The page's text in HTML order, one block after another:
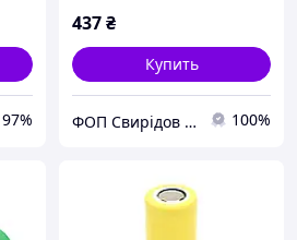
97%
437₴
Купить
ФОП Свирідов Юрій Іванович 100%